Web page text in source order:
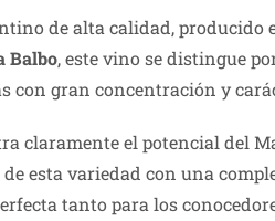
de alta calidad, producido
Balbo, este vino se distingue
con gran concentración y
claramente el potencial del
esta variedad con una
tanto para los